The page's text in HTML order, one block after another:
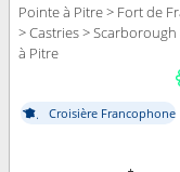
Pointe à Pitre > Fort de
> Castries >
à Pitre
Croisière Francophone